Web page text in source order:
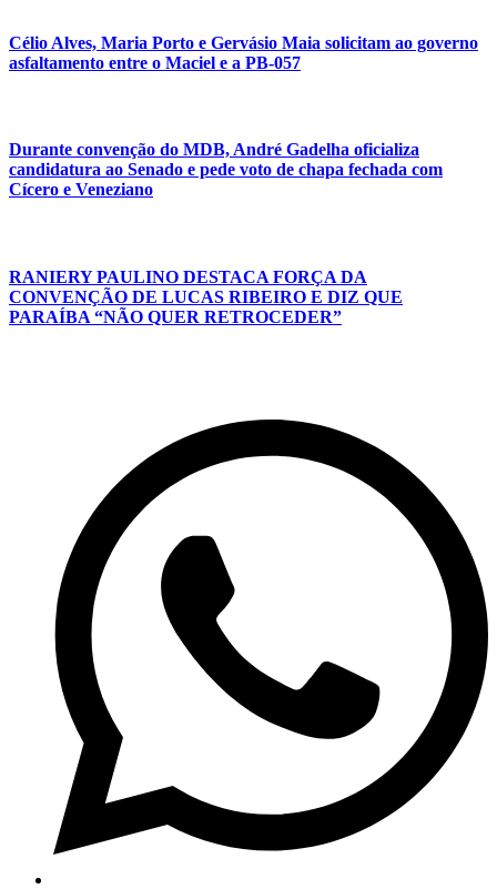
Célio Alves, Maria Porto e Gervásio Maia solicitam ao governo
asfaltamento entre o Maciel e a PB-057
Durante convenção do MDB, André Gadelha oficializa
candidatura ao Senado e pede voto de chapa fechada com
Cícero e Veneziano
RANIERY PAULINO DESTACA FORÇA DA
CONVENÇÃO DE LUCAS RIBEIRO E DIZ QUE
PARAÍBA “NÃO QUER RETROCEDER”